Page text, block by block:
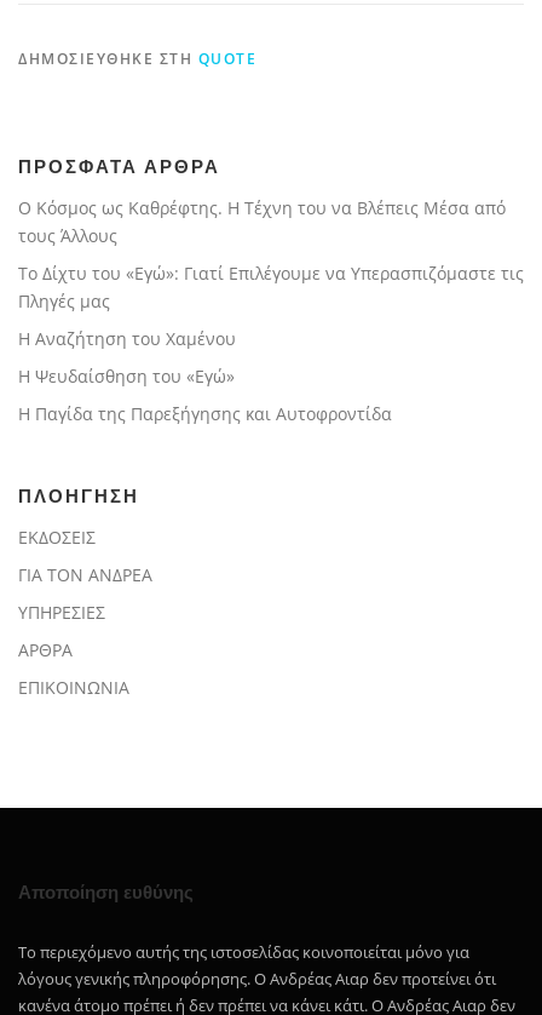
ΔΗΜΟΣΙΕΎΘΗΚΕ ΣΤΗ QUOTE
ΠΡΟΣΦΑΤΑ ΑΡΘΡΑ
Ο Κόσμος ως Καθρέφτης. Η Τέχνη του να Βλέπεις Μέσα από
τους Άλλους
Το Δίχτυ του «Εγώ»: Γιατί Επιλέγουμε να Υπερασπιζόμαστε τις
Πληγές μας
Η Αναζήτηση του Χαμένου
Η Ψευδαίσθηση του «Εγώ»
Η Παγίδα της Παρεξήγησης και Αυτοφροντίδα
ΠΛΟΗΓΗΣΗ
ΕΚΔΟΣΕΙΣ
ΓΙΑ ΤΟΝ ΑΝΔΡΕΑ
ΥΠΗΡΕΣΙΕΣ
ΑΡΘΡΑ
ΕΠΙΚΟΙΝΩΝΙΑ
Αποποίηση ευθύνης
Το περιεχόμενο αυτής της ιστοσελίδας κοινοποιείται μόνο για
λόγους γενικής πληροφόρησης. Ο Ανδρέας Αιαρ δεν προτείνει ότι
κανένα άτομο πρέπει ή δεν πρέπει να κάνει κάτι. Ο Ανδρέας Αιαρ δεν